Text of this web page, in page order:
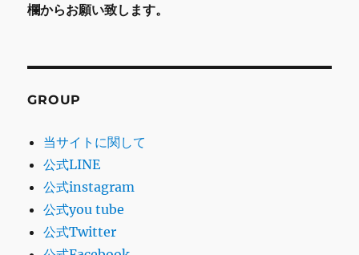
欄からお願い致します。
GROUP
当サイトに関して
公式LINE
公式instagram
公式you tube
公式Twitter